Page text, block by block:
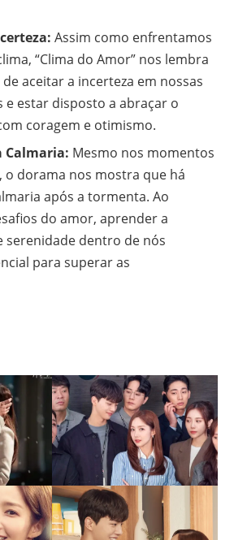
Assim como enfrentamos
“Clima do Amor” nos lembra
aceitar a incerteza em nossas
e estar disposto a abraçar o
coragem e otimismo.
Calmaria: Mesmo nos momentos
o dorama nos mostra que há
após a tormenta. Ao
do amor, aprender a
serenidade dentro de nós
para superar as